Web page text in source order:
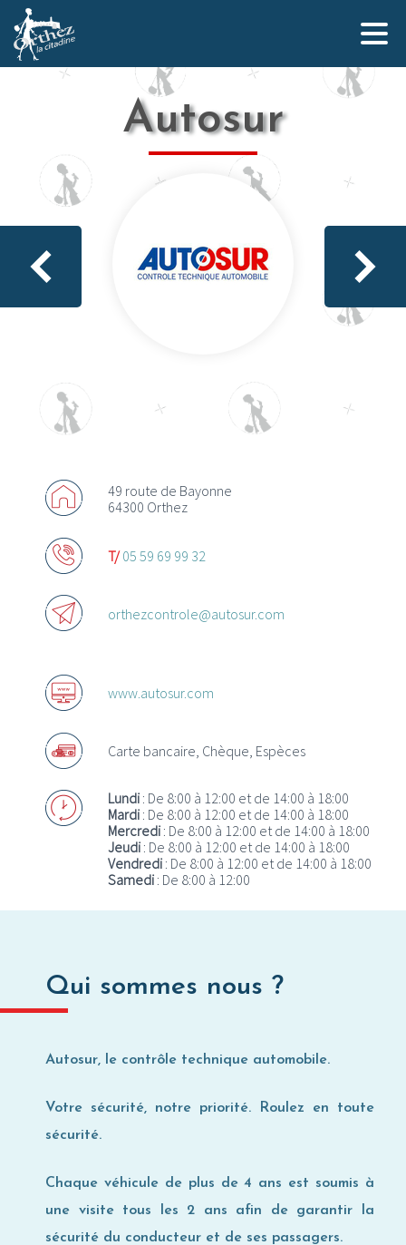
Qui sommes-nous ?
L’équipe Orthez la Citadine
Nos partenaires
Actualités
Promotions
Offres d’emploi
Acheter des chèques Cadeaux
Où utiliser les Chèques Cadeaux ?
Où utiliser ma Carte Privilège ?
Autosur
49 route de Bayonne
64300 Orthez
T/05 59 69 99 32
orthezcontrole@autosur.com
www.autosur.com
Carte bancaire, Chèque, Espèces
Lundi: De 8:00 à 12:00 et de 14:00 à 18:00
Mardi: De 8:00 à 12:00 et de 14:00 à 18:00
Mercredi: De 8:00 à 12:00 et de 14:00 à 18:00
Jeudi: De 8:00 à 12:00 et de 14:00 à 18:00
Vendredi: De 8:00 à 12:00 et de 14:00 à 18:00
Samedi: De 8:00 à 12:00
Qui sommes nous ?
Autosur, le contrôle technique automobile.
Votre sécurité, notre priorité. Roulez en toute
sécurité.
Chaque véhicule de plus de 4 ans est soumis à
une visite tous les 2 ans afin de garantir la
sécurité du conducteur et de ses passagers.